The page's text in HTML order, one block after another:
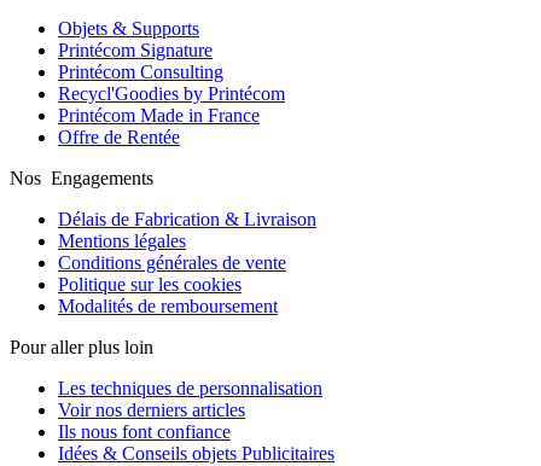
Objets & Supports
Printécom Signature
Printécom Consulting
Recycl'Goodies by Printécom
Printécom Made in France
Offre de Rentée
Nos Engagements
Délais de Fabrication & Livraison
Mentions légales
Conditions générales de vente
Politique sur les cookies
Modalités de remboursement
Pour aller plus loin
Les techniques de personnalisation
Voir nos derniers articles
Ils nous font confiance
Idées & Conseils objets Publicitaires